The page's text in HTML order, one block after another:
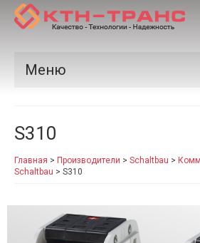
Меню
Производители
Рынки
Новости
S310
Главная > Производители > Schaltbau >
Schaltbau > S310